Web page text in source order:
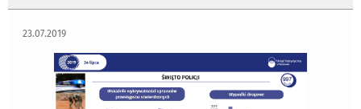
23.07.2019